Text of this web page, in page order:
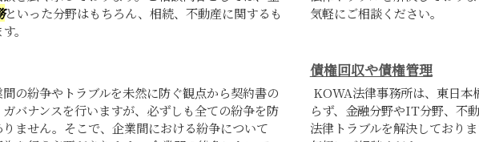
といった分野はもちろん、相続、不動産に関するも
。
気軽にご相談ください。
の紛争やトラブルを未然に防ぐ観点から契約書の
バナンスを行いますが、必ずしも全ての紛争を防
ません。そこで、企業間における紛争について
債権回収や債権管理
KOWA法律事務所は、東日本
らず、金融分野やIT分野、不
法律トラブルを解決しており